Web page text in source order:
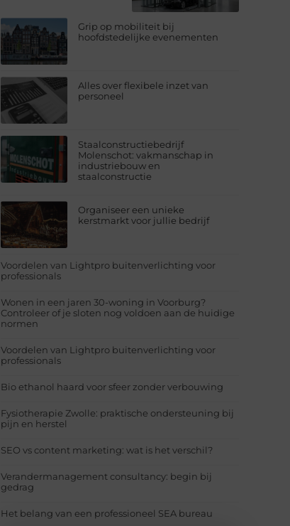
Grip op mobiliteit bij
hoofdstedelijke evenementen
Alles over flexibele inzet van
personeel
Staalconstructiebedrijf
Molenschot: vakmanschap in
industriebouw en
staalconstructie
Organiseer een unieke
kerstmarkt voor jullie bedrijf
Voordelen van Lightpro buitenverlichting voor
professionals
Wonen in een jaren 30-woning in Voorburg?
Controleer of je sloten nog voldoen aan de huidige
normen
Voordelen van Lightpro buitenverlichting voor
professionals
Bio ethanol haard voor sfeer zonder verbouwing
Fysiotherapie Zwolle: praktische ondersteuning bij
pijn en herstel
SEO vs content marketing: wat is het verschil?
Verandermanagement consultancy: begin bij
gedrag
Het belang van een professioneel SEA bureau